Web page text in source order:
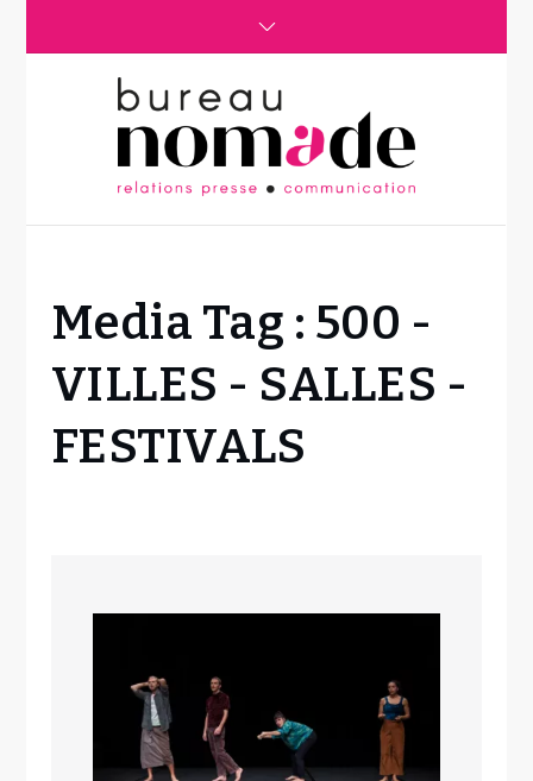
Home
Fichier
média
500 -
SALLES -
Media Tag : 500 -
VILLES - SALLES -
FESTIVALS
It seems we can’t find what you’re
looking for. Perhaps searching can help.